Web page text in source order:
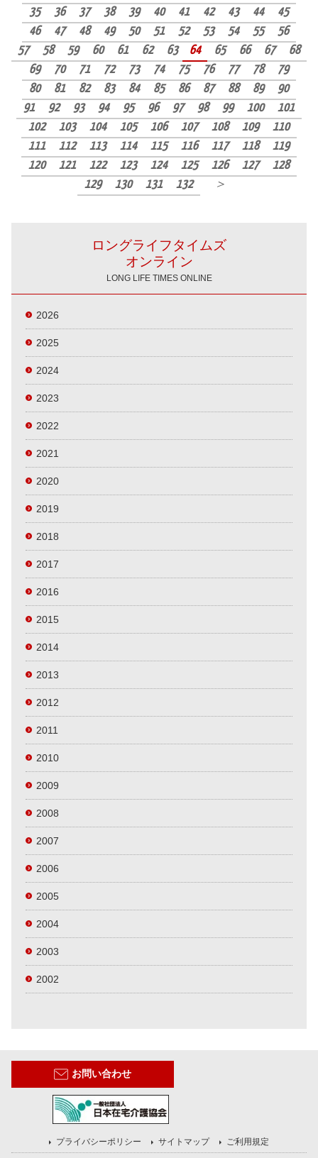
35
36 37 38 39 40 41 42 43 44
45
46
47 48 49 50 51 52 53 54 55
56
57
58 59 60 61 62 63 64 65 66 67
68
69
70 71 72 73 74 75 76 77 78
79
80
81 82 83 84 85 86 87 88 89
90
91
92 93 94 95 96 97 98 99 100
101
102
103 104 105 106 107 108 109
110
111
112 113 114 115 116 117 118
119
120
121 122 123 124 125 126 127
128
129
130 131 132 ＞
ロングライフタイムズ
オンライン
LONG LIFE TIMES ONLINE
2026
2025
2024
2023
2022
2021
2020
2019
2018
2017
2016
2015
2014
2013
2012
2011
2010
2009
2008
2007
2006
2005
2004
2003
2002
お問い合わせ
プライバシーポリシー サイトマップ ご利用規定